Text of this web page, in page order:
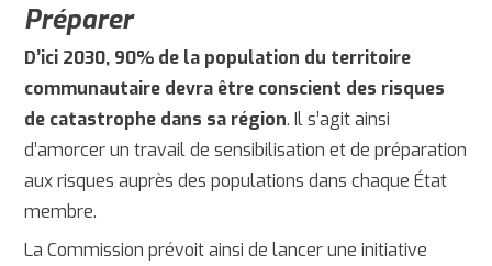
Préparer
D’ici 2030, 90% de la population du territoire
communautaire devra être conscient des risques
de catastrophe dans sa région. Il s’agit ainsi
d’amorcer un travail de sensibilisation et de préparation
aux risques auprès des populations dans chaque État
membre.
La Commission prévoit ainsi de lancer une initiative